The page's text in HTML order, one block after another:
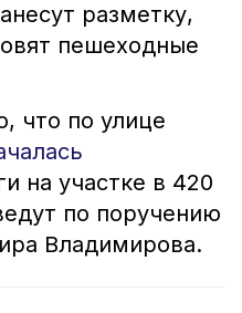
разметку,
пешеходные
что по улице
на участке в 420
по поручению
Владимирова.